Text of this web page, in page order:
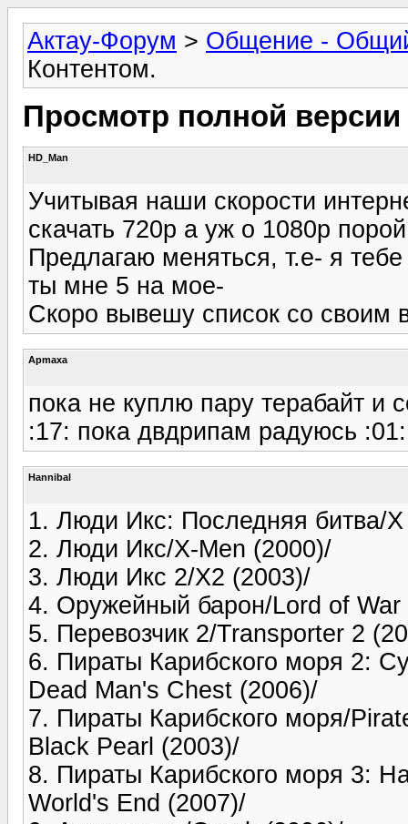
Актау-Форум > Общение -
Контентом.
Просмотр полной
HD_Man
Учитывая наши скорости
скачать 720p а уж о 1080p
Предлагаю меняться, т.е- я
ты мне 5 на мое-
Скоро вывешу список со своим
Apmaxa
пока не куплю пару терабайт и
:17: пока двдрипам радуюсь :01:
Hannibal
1. Люди Икс: Последняя битва/
2. Люди Икс/X-Men (2000)/
3. Люди Икс 2/X2 (2003)/
4. Оружейный барон/Lord of War
5. Перевозчик 2/Transporter 2
6. Пираты Карибского моря 2:
Dead Man's Chest (2006)/
7. Пираты Карибского моря/
Black Pearl (2003)/
8. Пираты Карибского моря 3:
World's End (2007)/